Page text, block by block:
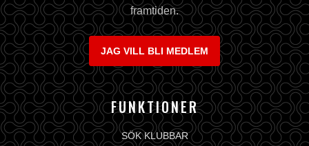
framtiden.
JAG VILL BLI MEDLEM
FUNKTIONER
SÖK KLUBBAR